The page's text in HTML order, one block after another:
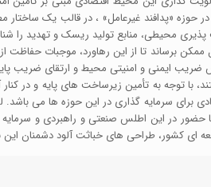
حوزه «پدافند غیرعامل» ، در قالب یک
محیطی، منابع تولید ریسک و تهدید را
برساند تا از این رهاورد، موجبات حفاظت از
توجه به تأمین زیرساخت های پایه و در
برای سرمایه گذاری در این حوزه ها می
حضور در این اطلس صنعتی و راهبردی و